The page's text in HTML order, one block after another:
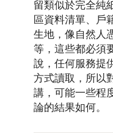
留類似於完全純
區資料清單、戶
生地，像自然人
等，這些都必須
說，任何服務提
方式讀取，所以
講，可能一些程
論的結果如何。